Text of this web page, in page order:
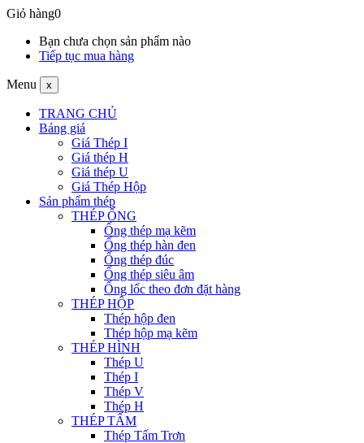
Giỏ hàng0
Bạn chưa chọn sản phẩm nào
Tiếp tục mua hàng
Menu x
TRANG CHỦ
Bảng giá
Giá Thép I
Giá thép H
Giá thép U
Giá Thép Hộp
Sản phẩm thép
THÉP ỐNG
Ống thép mạ kẽm
Ống thép hàn đen
Ống thép đúc
Ống thép siêu âm
Ống lốc theo đơn đặt hàng
THÉP HỘP
Thép hộp đen
Thép hộp mạ kẽm
THÉP HÌNH
Thép U
Thép I
Thép V
Thép H
THÉP TẤM
Thép Tấm Trơn